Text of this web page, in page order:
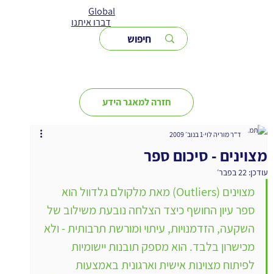
Global
דברו איתנו
חזרה למאגר הידע
מצוינים - סיכום ספר
ד"ר מוריה לוי 1 בנוב׳ 2009
עודכן: 22 בפבר׳
מצוינים (Outliers) מאת מלקולם גלדוול הוא
ספר עיון החושף כיצד הצלחה נובעת משילוב של
השקעה, הזדמנויות, עיתוי ומורשת תרבותית - ולא
מכישרון בלבד. הוא מספק תובנות יישומיות
לפיתוח מצוינות אישית וארגונית באמצעות